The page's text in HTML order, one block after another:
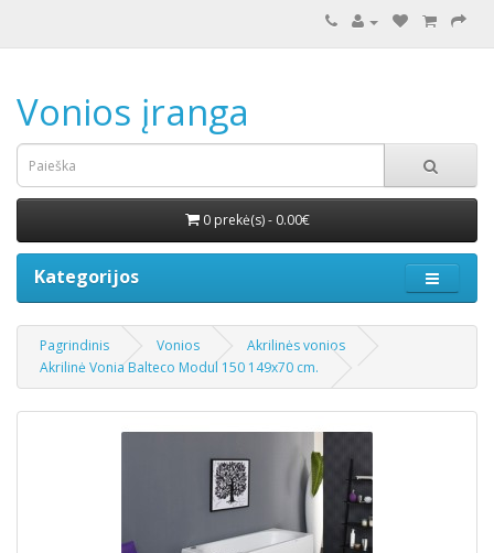
Vonios įranga
0 prekė(s) - 0.00€
Kategorijos
Pagrindinis Vonios
Akrilinės vonios
Akrilinė Vonia Balteco Modul 150 149x70 cm.